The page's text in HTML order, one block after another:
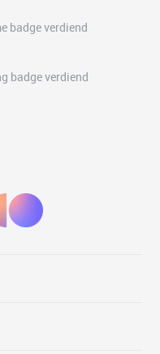
badge verdiend
badge verdiend